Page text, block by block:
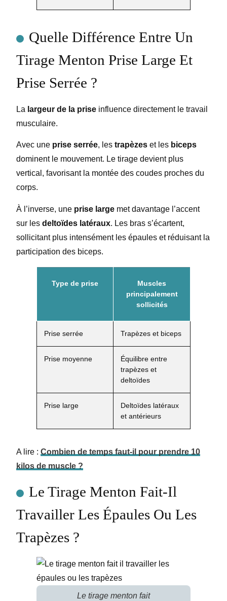
Quelle Différence Entre Un
Tirage Menton Prise Large Et
Prise Serrée ?
La largeur de la prise influence directement le travail
musculaire.
Avec une prise serrée, les trapèzes et les biceps
dominent le mouvement. Le tirage devient plus
vertical, favorisant la montée des coudes proches du
corps.
À l’inverse, une prise large met davantage l’accent
sur les deltoïdes latéraux. Les bras s’écartent,
sollicitant plus intensément les épaules et réduisant la
participation des biceps.
Type de prise
Muscles
principalement
sollicités
Prise serrée Trapèzes et biceps
Prise moyenne
Équilibre entre
trapèzes et
deltoïdes
Prise large
Deltoïdes latéraux
et antérieurs
A lire : Combien de temps faut-il pour prendre 10
kilos de muscle ?
Le Tirage Menton Fait-Il
Travailler Les Épaules Ou Les
Trapèzes ?
Le tirage menton fait